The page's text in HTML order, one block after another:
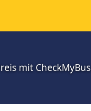
mit CheckMyBus